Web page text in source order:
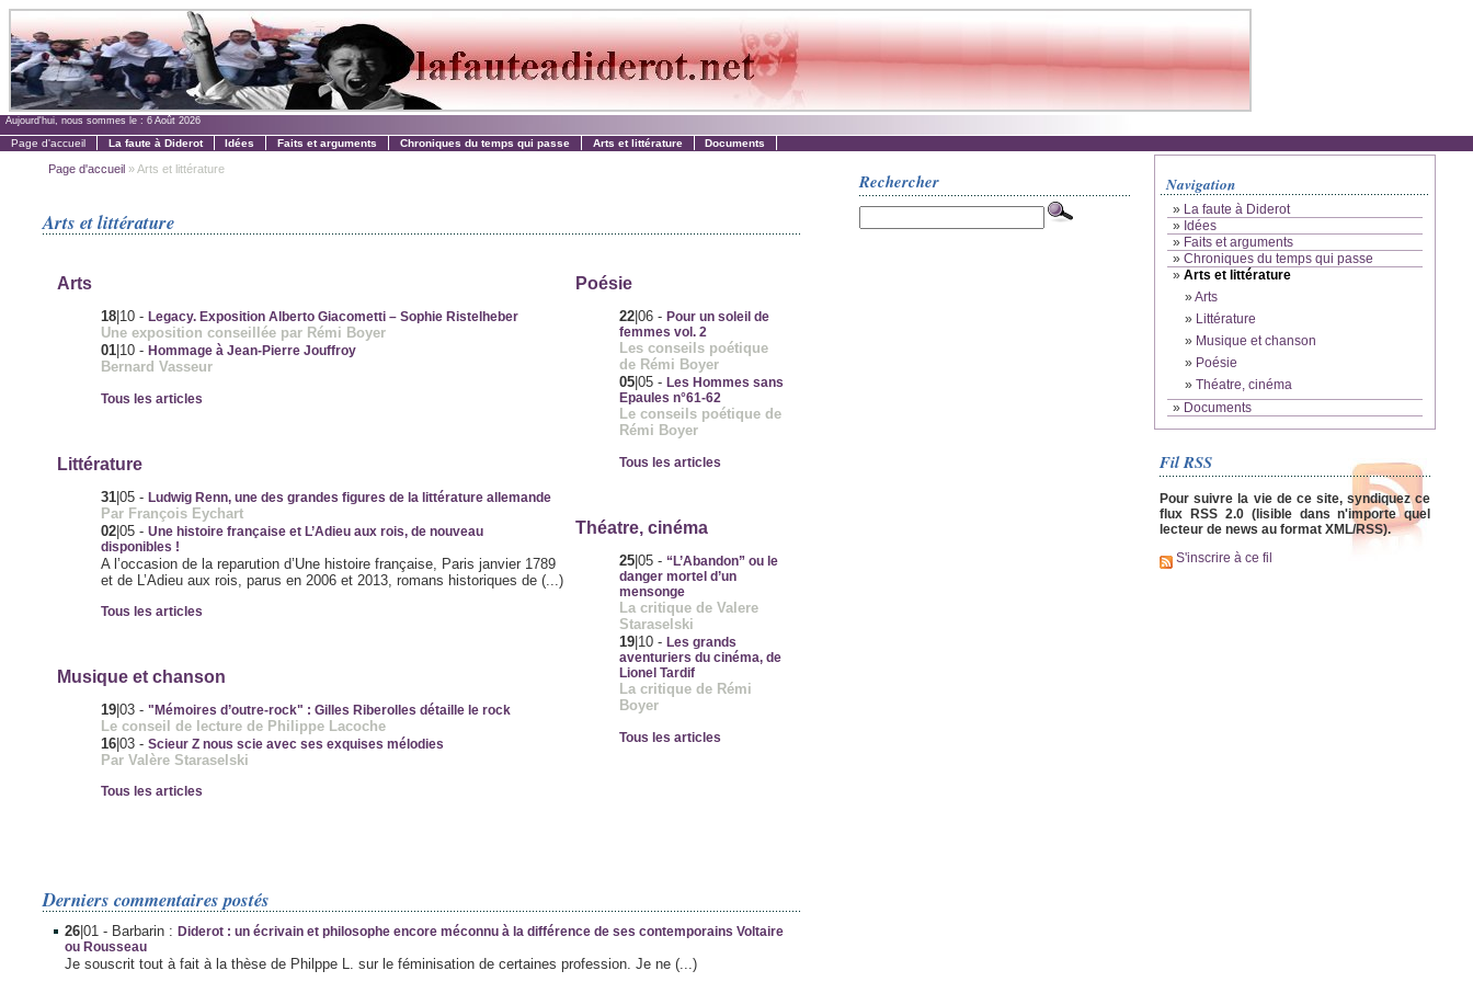
Aujourd'hui, nous sommes le : 6 Août 2026
Page d'accueil La faute à Diderot Idées Faits et arguments Chroniques du temps qui passe Arts et littérature Documents
Page d'accueil» Arts et littérature
Arts et littérature
Arts
18|10- Legacy. Exposition Alberto Giacometti – Sophie Ristelheber
Une exposition conseillée par Rémi Boyer
01|10- Hommage à Jean-Pierre Jouffroy
Bernard Vasseur
Tous les articles
Littérature
31|05- Ludwig Renn, une des grandes figures de la littérature allemande
Par François Eychart
02|05- Une histoire française et L’Adieu aux rois, de nouveau
disponibles !
A l’occasion de la reparution d’Une histoire française, Paris janvier 1789
et de L’Adieu aux rois, parus en 2006 et 2013, romans historiques de (...)
Tous les articles
Musique et chanson
19|03- "Mémoires d’outre-rock" : Gilles Riberolles détaille le rock
Le conseil de lecture de Philippe Lacoche
16|03- Scieur Z nous scie avec ses exquises mélodies
Par Valère Staraselski
Tous les articles
Poésie
22|06- Pour un soleil de
femmes vol. 2
Les conseils poétique
de Rémi Boyer
05|05- Les Hommes sans
Epaules n°61-62
Le conseils poétique de
Rémi Boyer
Tous les articles
Théatre, cinéma
25|05- “L’Abandon” ou le
danger mortel d’un
mensonge
La critique de Valere
Staraselski
19|10- Les grands
aventuriers du cinéma, de
Lionel Tardif
La critique de Rémi
Boyer
Tous les articles
Derniers commentaires postés
26|01- Barbarin : Diderot : un écrivain et philosophe encore méconnu à la différence de ses contemporains Voltaire
ou Rousseau
Je souscrit tout à fait à la thèse de Philppe L. sur le féminisation de certaines profession. Je ne (...)
Navigation
» La faute à Diderot
» Idées
» Faits et arguments
» Chroniques du temps qui passe
» Arts et littérature
»Arts
» Littérature
» Musique et chanson
» Poésie
» Théatre, cinéma
» Documents
Fil RSS
Pour suivre la vie de ce site, syndiquez ce
flux RSS 2.0 (lisible dans n'importe quel
lecteur de news au format XML/RSS).
S'inscrire à ce fil
Rechercher